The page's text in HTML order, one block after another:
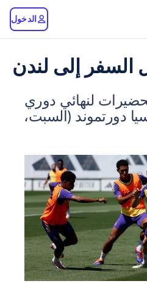
إلى لندن
لنهائي دوري
(السبت،